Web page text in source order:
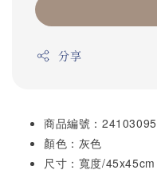
分享
商品編號：24103095
顏色：灰色
尺寸： 寬度/45x45cm